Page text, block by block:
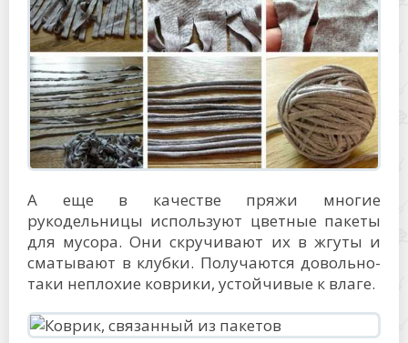
А еще в качестве пряжи многие
рукодельницы используют цветные пакеты
для мусора. Они скручивают их в жгуты и
сматывают в клубки. Получаются довольно-
таки неплохие коврики, устойчивые к влаге.